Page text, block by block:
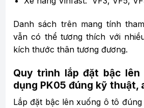
Danh sách trên mang tính
vẫn có thể tương thích với
kích thước thân tương đương.
Quy trình lắp đặt bậc
dụng PK05 đúng kỹ thuật,
Lắp đặt bậc lên xuống ô tô